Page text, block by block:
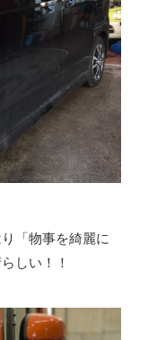
「物事を綺麗に
しい！！